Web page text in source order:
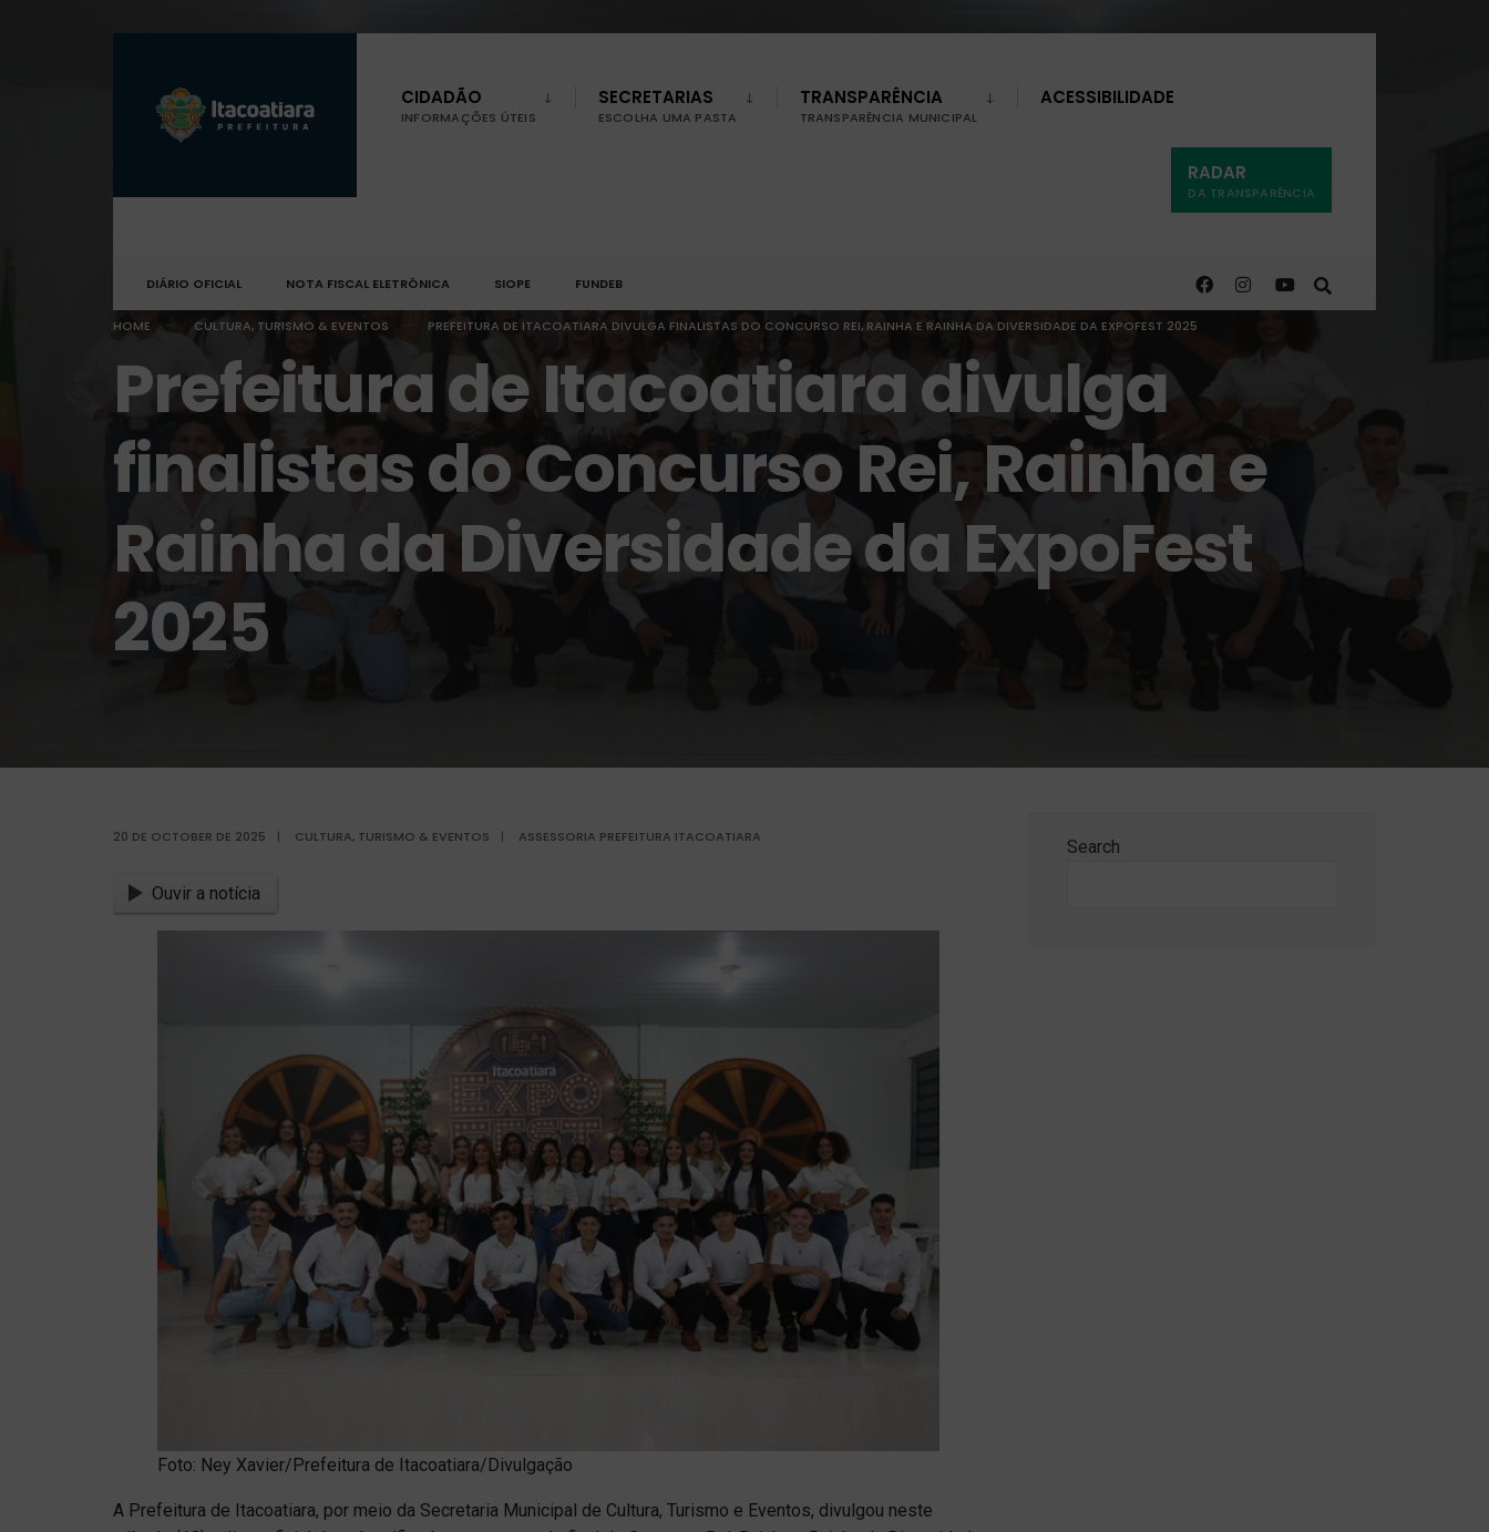
CIDADÃO
INFORMAÇÕES ÚTEIS
SECRETARIAS
ESCOLHA UMA PASTA
TRANSPARÊNCIA
TRANSPARÊNCIA MUNICIPAL
ACESSIBILIDADE
RADAR
DA TRANSPARÊNCIA
DIÁRIO OFICIAL NOTA FISCAL ELETRÔNICA SIOPE FUNDEB
HOME CULTURA, TURISMO & EVENTOS PREFEITURA DE ITACOATIARA DIVULGA FINALISTAS DO CONCURSO REI, RAINHA E RAINHA DA DIVERSIDADE DA EXPOFEST 2025
Prefeitura de Itacoatiara divulga
finalistas do Concurso Rei, Rainha e
Rainha da Diversidade da ExpoFest
2025
20 DE OCTOBER DE 2025 | CULTURA, TURISMO & EVENTOS | ASSESSORIA PREFEITURA ITACOATIARA
Ouvir a notícia
Foto: Ney Xavier/Prefeitura de Itacoatiara/Divulgação
A Prefeitura de Itacoatiara, por meio da Secretaria Municipal de Cultura, Turismo e Eventos, divulgou neste
Search